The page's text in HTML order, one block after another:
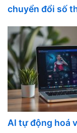
chuyển đổi số
AI tự động hoá